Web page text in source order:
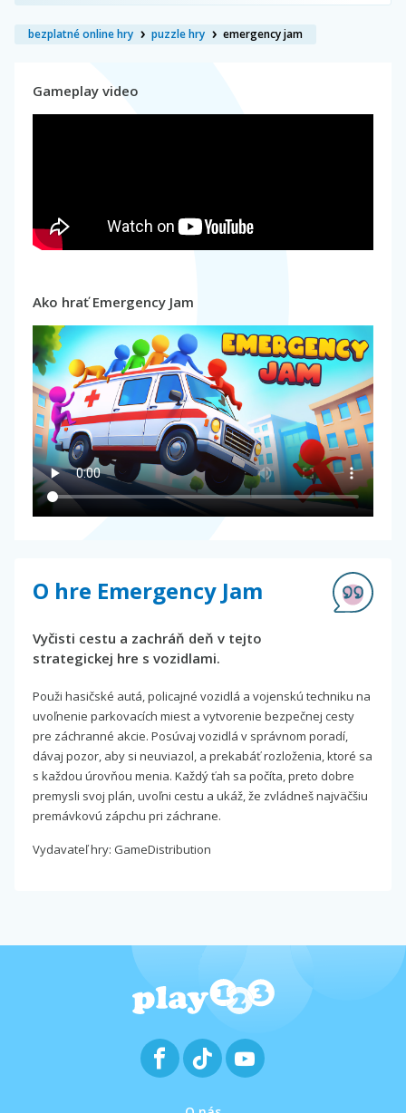
bezplatné online hry puzzle hry emergency jam
Gameplay video
Ako hrať Emergency Jam
O hre Emergency Jam
Vyčisti cestu a zachráň deň v tejto
strategickej hre s vozidlami.
Použi hasičské autá, policajné vozidlá a vojenskú techniku na
uvoľnenie parkovacích miest a vytvorenie bezpečnej cesty
pre záchranné akcie. Posúvaj vozidlá v správnom poradí,
dávaj pozor, aby si neuviazol, a prekabáť rozloženia, ktoré sa
s každou úrovňou menia. Každý ťah sa počíta, preto dobre
premysli svoj plán, uvoľni cestu a ukáž, že zvládneš najväčšiu
premávkovú zápchu pri záchrane.
Vydavateľ hry: GameDistribution